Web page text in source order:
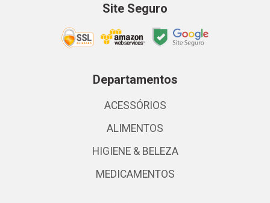
Site Seguro
Departamentos
ACESSÓRIOS
ALIMENTOS
HIGIENE & BELEZA
MEDICAMENTOS